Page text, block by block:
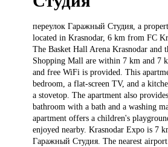
переулок ГаражныйСтудия, a
located in Krasnodar, 6 km from FC
The Basket Hall Arena Krasnodar and
Shopping Mall are within 7 km and 7
and free WiFi is provided. This
bedroom, a flat-screen TV, and a
a stovetop. The apartment also
bathroom with a bath and a washing
apartment offers a children's
enjoyed nearby. Krasnodar Expo is 7
Гаражный Студия. The nearest